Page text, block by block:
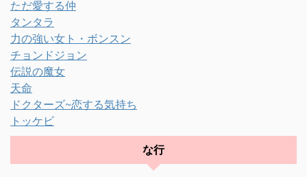
ただ愛する仲
タンタラ
力の強い女ト・ボンスン
チョンドジョン
伝説の魔女
天命
ドクターズ~恋する気持ち
トッケビ
な行